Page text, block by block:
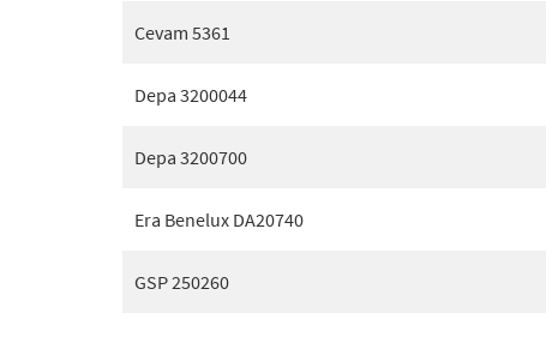
Cevam 5361
Depa 3200044
Depa 3200700
Era Benelux DA20740
GSP 250260